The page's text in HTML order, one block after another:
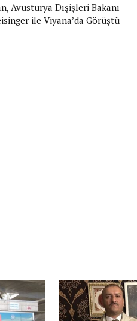
Avusturya Dışişleri Bakanı
ile Viyana’da Görüştü